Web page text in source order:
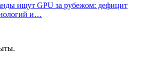
ищут GPU за рубежом: дефицит
и…